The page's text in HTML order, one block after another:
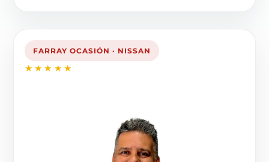
FARRAY OCASIÓN · NISSAN
★★★★★